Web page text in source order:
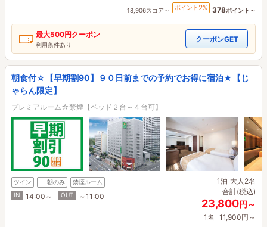
18,906スコア～ ポイント 2% 378ポイント～
最大500円クーポン
利用条件あり
クーポンGET
朝食付☆【早期割90】９０日前までの予約でお得に宿泊★【じ
ゃらん限定】
プレミアルーム☆禁煙【ベッド２台～４台可】
ツイン 朝のみ
禁煙ルーム
IN
14:00～ OUT ～11:00
1泊 大人2名
合計(税込)
23,800円～
1名 11,900円～